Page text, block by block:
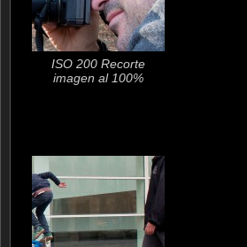
ISO 200 Recorte
imagen al 100%